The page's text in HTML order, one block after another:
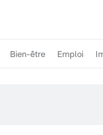
Bien-être Emploi